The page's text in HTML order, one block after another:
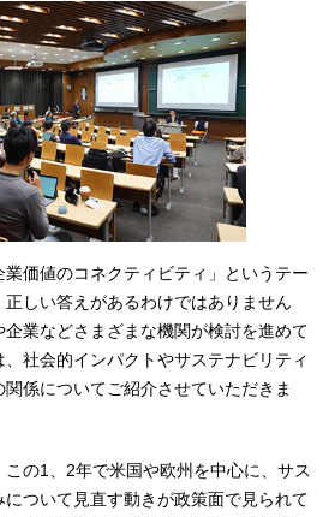
業価値のコネクティビティ」というテー
しい答えがあるわけではありません
業などさまざまな機関が検討を進めて
社会的インパクトやサステナビリティ
係についてご紹介させていただきま
この1、2年で米国や欧州を中心に、サス
ついて見直す動きが政策面で見られて